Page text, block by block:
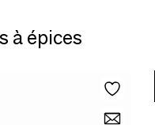
à épices